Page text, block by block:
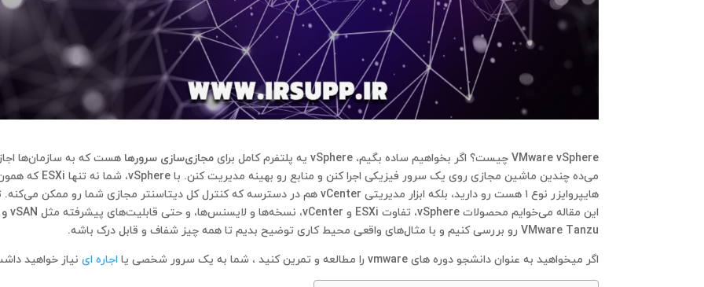
VMware vSphere چیست؟ اگر بخواهیم ساده بگیم، vSphere یه پلتفرم کامل برای مجازی‌سازی سرورها هست که به سازمان‌ها
می‌ده چندین ماشین مجازی روی یک سرور فیزیکی اجرا کنن و منابع رو بهینه مدیریت کنن. با vSphere، شما نه تنها
ESXi که
هایپروایزر نوع ۱ هست رو دارید، بلکه ابزار مدیریتی
vCenter هم در دسترسه که کنترل کل دیتاسنتر مجازی شما رو ممکن می‌کنه.
این مقاله می‌خوایم محصولات vSphere، تفاوت ESXi و vCenter، نسخه‌ها و لایسنس‌ها، و حتی قابلیت‌های پیشرفته مثل
vSAN و
VMware Tanzu رو بررسی کنیم و با مثال‌های واقعی محیط کاری توضیح بدیم تا همه چیز شفاف و قابل درک باشه.
اگر میخواهید به عنوان دانشجو دوره های vmware را مطالعه و تمرین کنید ، شما به یک سرور شخصی یا
اجاره ای نیاز خواهید